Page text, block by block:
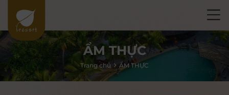
ẨM THỰC
Trang chủ ẨM THỰC